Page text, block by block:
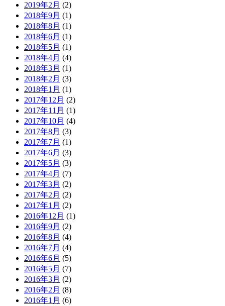
2019年2月 (2)
2018年9月 (1)
2018年8月 (1)
2018年6月 (1)
2018年5月 (1)
2018年4月 (4)
2018年3月 (1)
2018年2月 (3)
2018年1月 (1)
2017年12月 (2)
2017年11月 (1)
2017年10月 (4)
2017年8月 (3)
2017年7月 (1)
2017年6月 (3)
2017年5月 (3)
2017年4月 (7)
2017年3月 (2)
2017年2月 (2)
2017年1月 (2)
2016年12月 (1)
2016年9月 (2)
2016年8月 (4)
2016年7月 (4)
2016年6月 (5)
2016年5月 (7)
2016年3月 (2)
2016年2月 (8)
2016年1月 (6)